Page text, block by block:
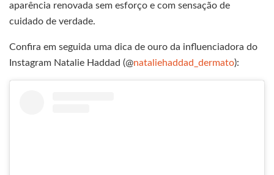
aparência renovada sem esforço e com sensação de
cuidado de verdade.
Confira em seguida uma dica de ouro da influenciadora do
Instagram Natalie Haddad (@nataliehaddad_dermato):